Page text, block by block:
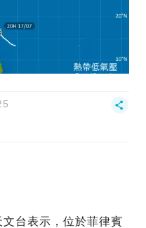
台表示，位於菲律賓